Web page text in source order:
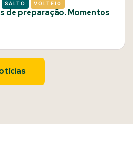
SALTO VOLTEIO
de preparação. Momentos